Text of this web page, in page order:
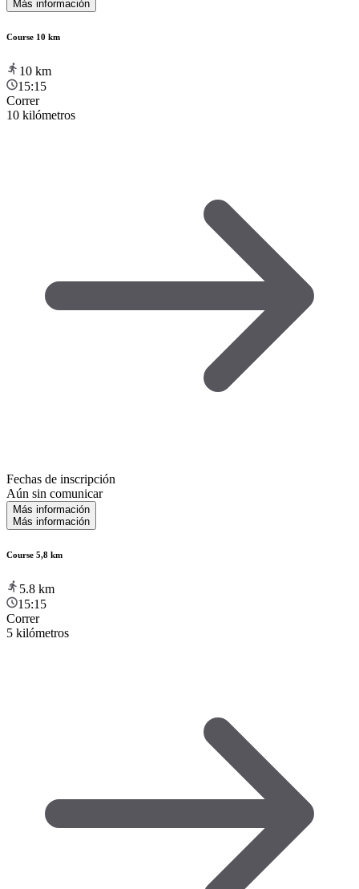
Más información
Course 10 km
10 km
15:15
Correr
10 kilómetros
Fechas de inscripción
Aún sin comunicar
Más información
Más información
Course 5,8 km
5.8 km
15:15
Correr
5 kilómetros